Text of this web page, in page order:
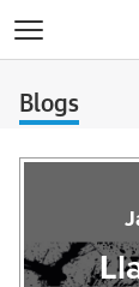
Blogs